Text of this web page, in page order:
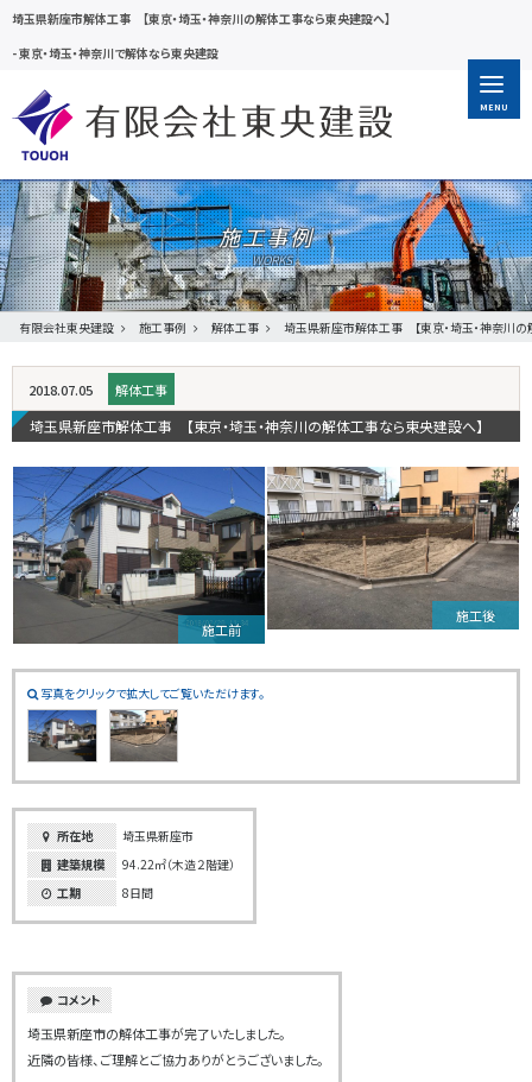
埼玉県新座市解体工事 【東京・埼玉・神奈川の解体工事なら東央建設へ】
-東京・埼玉・神奈川で解体なら東央建設
MENU
施工事例
有限会社東央建設 施工事例 解体工事 埼玉県新座市解体工事 【東京・埼玉・神奈川の
2018.07.05 解体工事
埼玉県新座市解体工事 【東京・埼玉・神奈川の解体工事なら東央建設へ】
施工前
施工後
写真をクリックで拡大してご覧いただけます。
所在地
埼玉県新座市
建築規模
94.22㎡（木造２階建）
工期
8日間
コメント
埼玉県新座市の解体工事が完了いたしました。
近隣の皆様、ご理解とご協力ありがとうございました。